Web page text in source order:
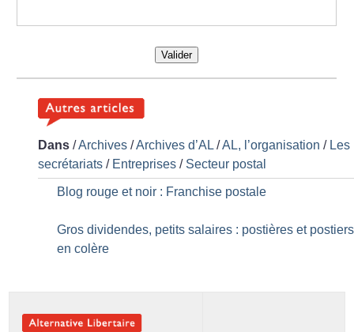
Valider
Dans /Archives /Archives d’AL /AL, l’organisation / Les
secrétariats / Entreprises / Secteur postal
Blog rouge et noir : Franchise postale
Gros dividendes, petits salaires : postières et postiers
en colère